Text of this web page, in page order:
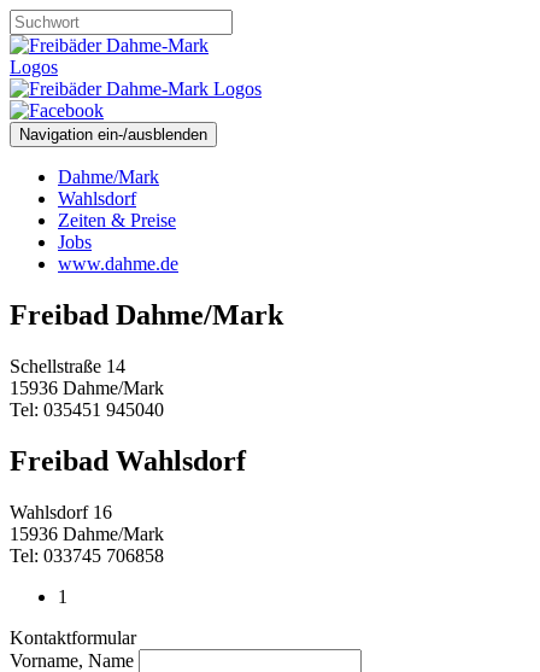
Navigation ein-/ausblenden
Dahme/Mark
Wahlsdorf
Zeiten & Preise
Jobs
www.dahme.de
Freibad Dahme/Mark
Schellstraße 14
15936 Dahme/Mark
Tel: 035451 945040
Freibad Wahlsdorf
Wahlsdorf 16
15936 Dahme/Mark
Tel: 033745 706858
1
Kontaktformular
Vorname, Name